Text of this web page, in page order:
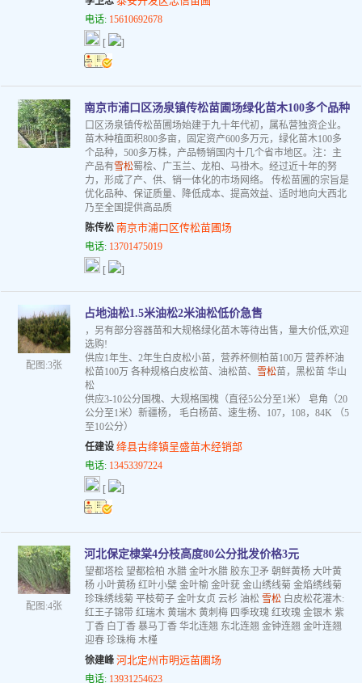
电话: 15610692678
[ ]
南京市浦口区汤泉镇传松苗圃场绿化苗木100多个品种
口区汤泉镇传松苗圃场始建于九十年代初，属私营独资企业。
苗木种植面积800多亩，固定资产600多万元，绿化苗木100多
个品种，500多万株，产品畅销国内十几个省市地区。注：主
产品有雪松蜀桧、广玉兰、龙柏、马褂木。经过近十年的努
力，形成了产、供、销一体化的市场网络。 传松苗圃的宗旨是
优化品种、保证质量、降低成本、提高效益、适时地向大西北
乃至全国提供高品质
陈传松 南京市浦口区传松苗圃场
电话: 13701475019
[ ]
配图:3张
占地油松1.5米油松2米油松低价急售
，另有部分容器苗和大规格绿化苗木等待出售，量大价低,欢迎
选购!
供应1年生、2年生白皮松小苗，营养杯侧柏苗100万 营养杯油
松苗100万 各种规格白皮松苗、油松苗、 雪松苗，黑松苗 华山
松
供应3-10公分国槐、大规格国槐（直径5公分至1米） 皂角（20
公分至1米）新疆杨， 毛白杨苗、速生杨、107，108，84K （5
至10公分）
任建设 绛县古绛镇呈盛苗木经销部
电话: 13453397224
[ ]
配图:4张
河北保定棣棠4分枝高度80公分批发价格3元
望都塔桧 望都桧柏 水腊 金叶水腊 胶东卫矛 朝鲜黄杨 大叶黄
杨 小叶黄杨 红叶小檗 金叶榆 金叶莸 金山绣线菊 金焰绣线菊
珍珠绣线菊 平枝荀子 金叶女贞 云杉 油松 雪松白皮松花灌木:
红王子锦带 红瑞木 黄瑞木 黄刺梅 四季玫瑰 红玫瑰 金银木 紫
丁香 白丁香 暴马丁香 华北连翘 东北连翘 金钟连翘 金叶连翘
迎春 珍珠梅 木槿
徐建峰 河北定州市明远苗圃场
电话: 13931254623